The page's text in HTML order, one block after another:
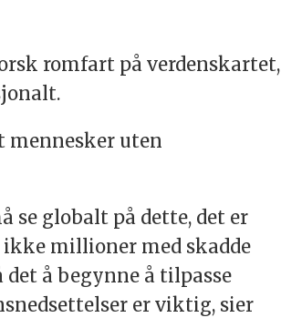
romfart på verdenskartet,
mennesker uten
se globalt på dette, det er
millioner med skadde
det å begynne å tilpasse
er viktig, sier